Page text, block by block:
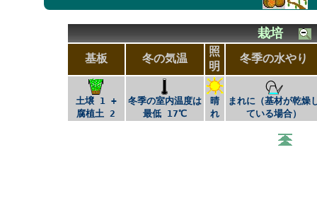
栽培
基板 冬の気温
照
明
冬季の水やり
土壌 1 +
腐植土 2
冬季の室内温度は
最低 17℃
晴
れ
まれに（基材が乾燥
ている場合）